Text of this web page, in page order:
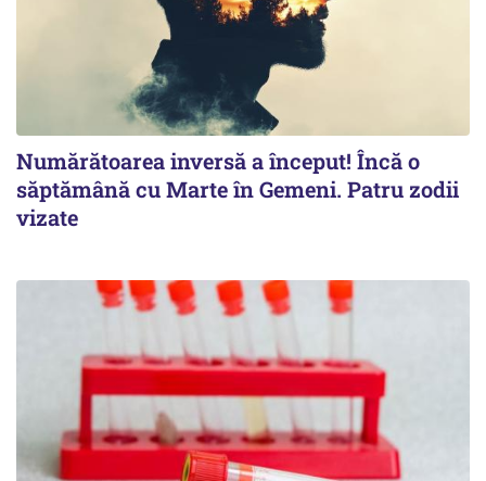
Numărătoarea inversă a început! Încă o
săptămână cu Marte în Gemeni. Patru zodii
vizate